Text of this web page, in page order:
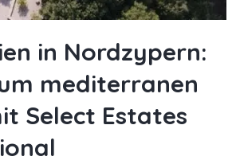
in Nordzypern:
mediterranen
Select Estates